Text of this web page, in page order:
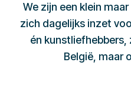
We zijn een klein
zich dagelijks inzet
én kunstliefhebbers,
België, maar